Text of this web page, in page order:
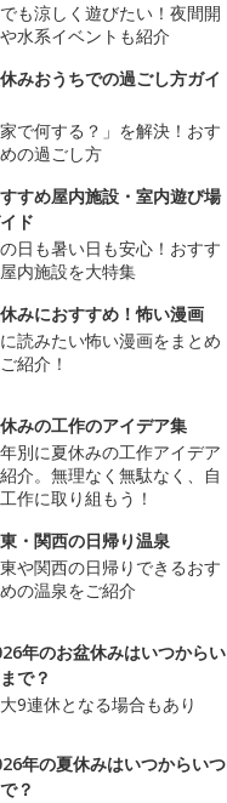
も涼しく遊びたい！夜間開
水系イベントも紹介
みおうちでの過ごし方ガイ
家で何する？」を解決！おす
の過ごし方
すめ屋内施設・室内遊び場
ド
日も暑い日も安心！おすす
内施設を大特集
みにおすすめ！怖い漫画
読みたい怖い漫画をまとめ
紹介！
みの工作のアイデア集
別に夏休みの工作アイデア
介。無理なく無駄なく、自
作に取り組もう！
・関西の日帰り温泉
や関西の日帰りできるおす
の温泉をご紹介
年のお盆休みはいつからい
で？
9連休となる場合もあり
年の夏休みはいつからいつ
？